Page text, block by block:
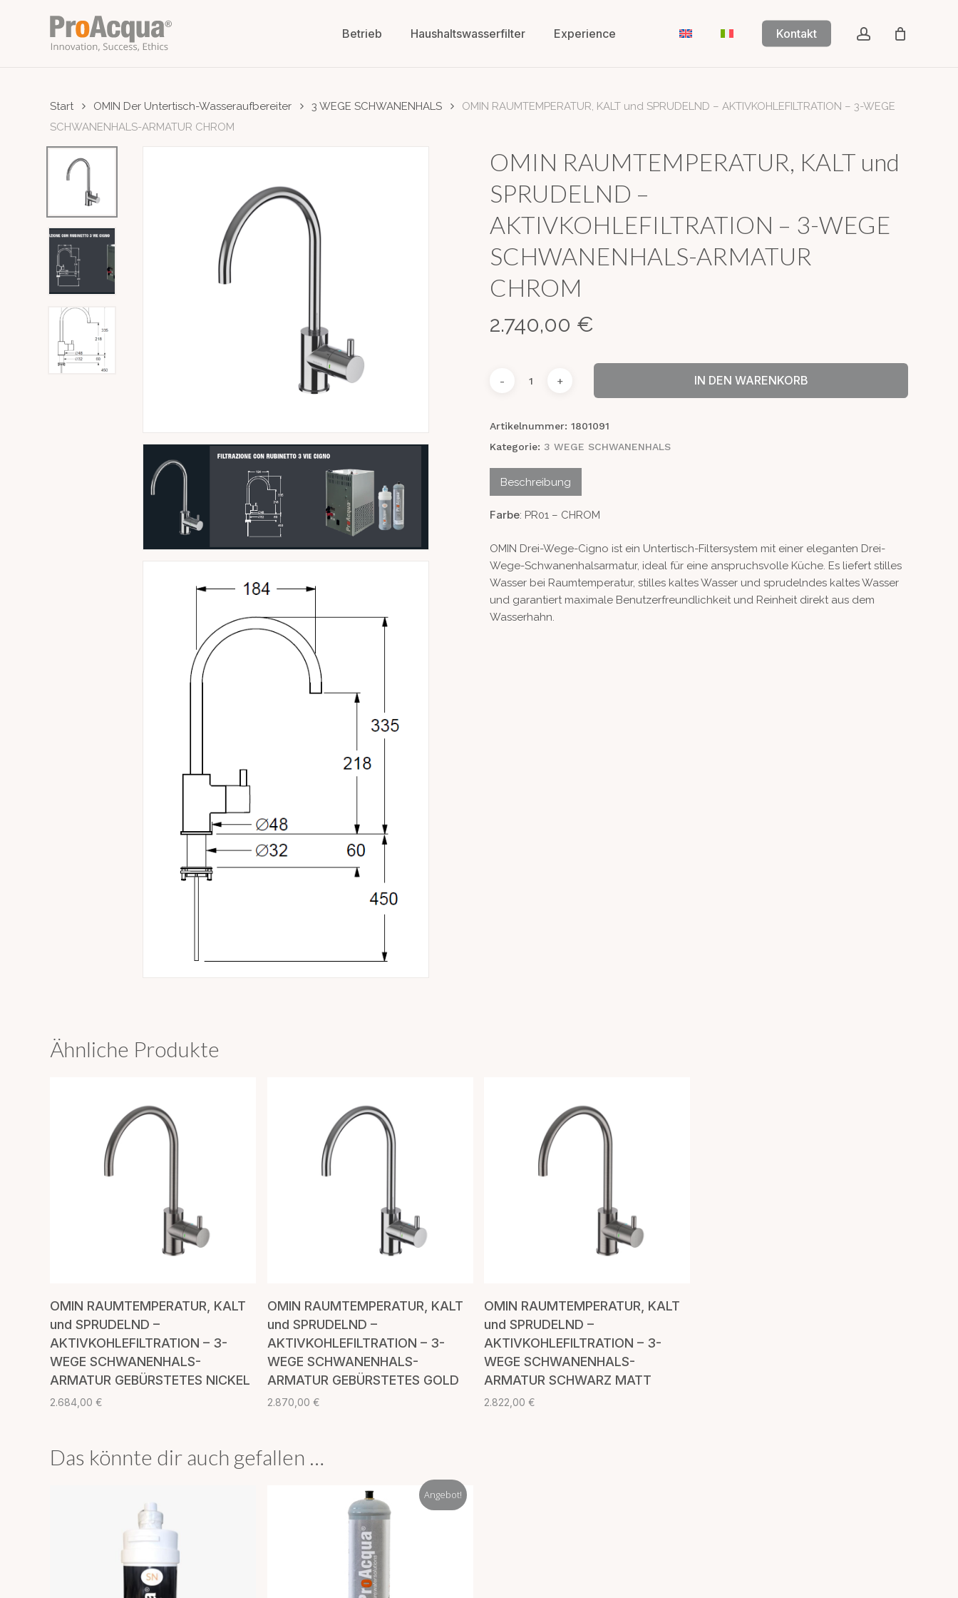
Betrieb Haushaltswasserfilter Experience Kontakt account
Start OMIN Der Untertisch-Wasseraufbereiter 3 WEGE SCHWANENHALS
OMIN RAUMTEMPERATUR, KALT und SPRUDELND – AKTIVKOHLEFILTRATION – 3-WEGE
SCHWANENHALS-ARMATUR CHROM
OMIN RAUMTEMPERATUR, KALT und
SPRUDELND –
AKTIVKOHLEFILTRATION – 3-WEGE
SCHWANENHALS-ARMATUR
CHROM
2.740,00 €
IN DEN WARENKORB
Artikelnummer: 1801091
Kategorie: 3 WEGE SCHWANENHALS
Beschreibung
Farbe: PR01 – CHROM
OMIN Drei-Wege-Cigno ist ein Untertisch-Filtersystem mit einer eleganten Drei-
Wege-Schwanenhalsarmatur, ideal für eine anspruchsvolle Küche. Es liefert stilles
Wasser bei Raumtemperatur, stilles kaltes Wasser und sprudelndes kaltes Wasser
und garantiert maximale Benutzerfreundlichkeit und Reinheit direkt aus dem
Wasserhahn.
Ähnliche Produkte
OMIN RAUMTEMPERATUR, KALT
und SPRUDELND –
AKTIVKOHLEFILTRATION – 3-
WEGE SCHWANENHALS-
ARMATUR GEBÜRSTETES NICKEL
2.684,00 €
OMIN RAUMTEMPERATUR, KALT
und SPRUDELND –
AKTIVKOHLEFILTRATION – 3-
WEGE SCHWANENHALS-
ARMATUR GEBÜRSTETES GOLD
2.870,00 €
OMIN RAUMTEMPERATUR, KALT
und SPRUDELND –
AKTIVKOHLEFILTRATION – 3-
WEGE SCHWANENHALS-
ARMATUR SCHWARZ MATT
2.822,00€
Das könnte dir auch gefallen …
Angebot!